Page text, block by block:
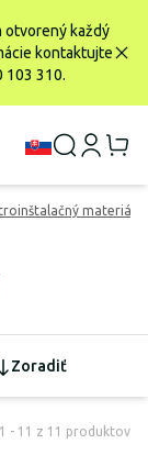
otvorený každý
kontaktujte
103 310.
materiál
Zoradiť
1 - 11 z 11 produktov